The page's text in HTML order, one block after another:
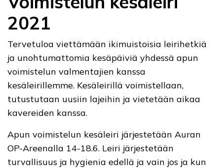
2021
Tervetuloa viettämään ikimuistoisia leirihetkiä
ja unohtumattomia kesäpäiviä yhdessä apun
voimistelun valmentajien kanssa
kesäleirillemme. Kesäleirillä voimistellaan,
tutustutaan uusiin lajeihin ja vietetään aikaa
kavereiden kanssa.
Apun voimistelun kesäleiri järjestetään Auran
OP-Areenalla 14-18.6. Leiri järjestetään
turvallisuus ja hygienia edellä ja vain jos ja kun